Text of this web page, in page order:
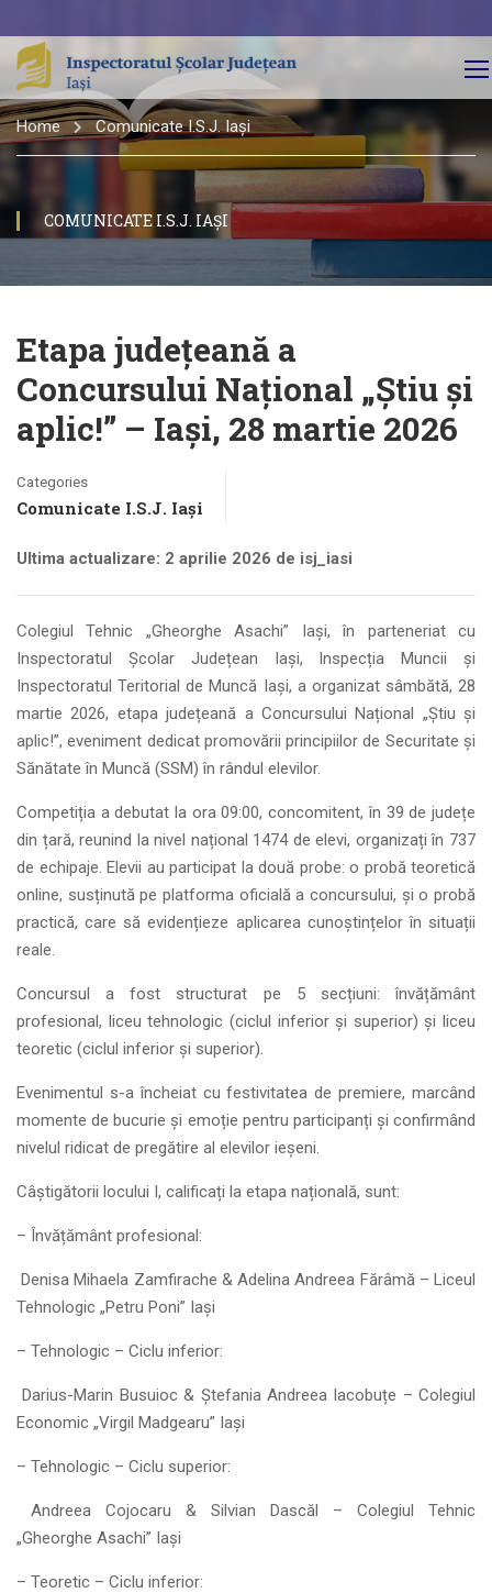
Home Comunicate I.S.J. Iași
COMUNICATE I.S.J. IAȘI
Etapa județeană a
Concursului Național „Știu și
aplic!” – Iași, 28 martie 2026
Categories
Comunicate I.S.J. Iași
Ultima actualizare: 2 aprilie 2026 de isj_iasi
Colegiul Tehnic „Gheorghe Asachi” Iași, în parteneriat cu
Inspectoratul Școlar Județean Iași, Inspecția Muncii și
Inspectoratul Teritorial de Muncă Iași, a organizat sâmbătă, 28
martie 2026, etapa județeană a Concursului Național „Știu și
aplic!”, eveniment dedicat promovării principiilor de Securitate și
Sănătate în Muncă (SSM) în rândul elevilor.
Competiția a debutat la ora 09:00, concomitent, în 39 de județe
din țară, reunind la nivel național 1474 de elevi, organizați în 737
de echipaje. Elevii au participat la două probe: o probă teoretică
online, susținută pe platforma oficială a concursului, și o probă
practică, care să evidențieze aplicarea cunoștințelor în situații
reale.
Concursul a fost structurat pe 5 secțiuni: învățământ
profesional, liceu tehnologic (ciclul inferior și superior) și liceu
teoretic (ciclul inferior și superior).
Evenimentul s-a încheiat cu festivitatea de premiere, marcând
momente de bucurie și emoție pentru participanți și confirmând
nivelul ridicat de pregătire al elevilor ieșeni.
Câștigătorii locului I, calificați la etapa națională, sunt:
– Învățământ profesional:
Denisa Mihaela Zamfirache & Adelina Andreea Fărâmă – Liceul
Tehnologic „Petru Poni” Iași
– Tehnologic – Ciclu inferior:
Darius-Marin Busuioc & Ștefania Andreea Iacobuțe – Colegiul
Economic „Virgil Madgearu” Iași
– Tehnologic – Ciclu superior:
Andreea Cojocaru & Silvian Dascăl – Colegiul Tehnic
„Gheorghe Asachi” Iași
– Teoretic – Ciclu inferior: